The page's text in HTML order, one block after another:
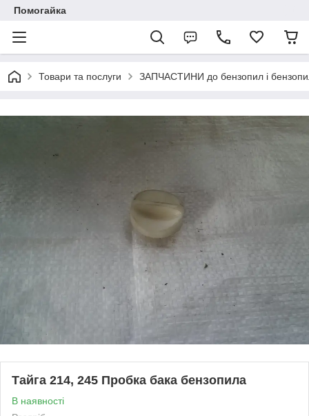
Помогайка
Товари та послуги ЗАПЧАСТИНИ до бензопил і
Тайга 214, 245 Пробка бака бензопила
В наявності